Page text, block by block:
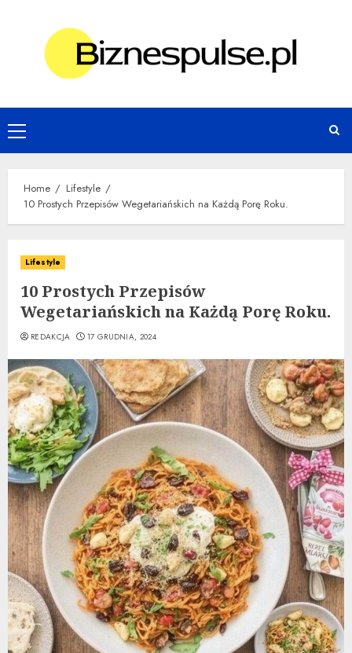
Primary
Menu
Home
Lifestyle
10 Prostych Przepisów Wegetariańskich na Każdą Porę Roku.
Lifestyle
10 Prostych Przepisów
Wegetariańskich na Każdą Porę Roku.
REDAKCJA 17 GRUDNIA, 2024